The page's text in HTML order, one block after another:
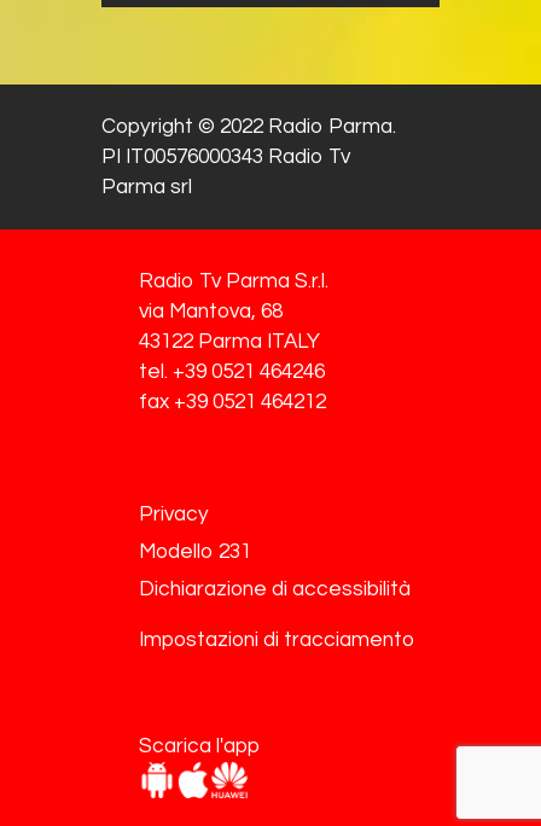
Copyright © 2022 Radio Parma.
PI IT00576000343 Radio Tv
Parma srl
Radio Tv Parma S.r.l.
via Mantova, 68
43122 Parma ITALY
tel. +39 0521 464246
fax +39 0521 464212
Privacy
Modello 231
Dichiarazione di accessibilità
Impostazioni di tracciamento
Scarica l'app